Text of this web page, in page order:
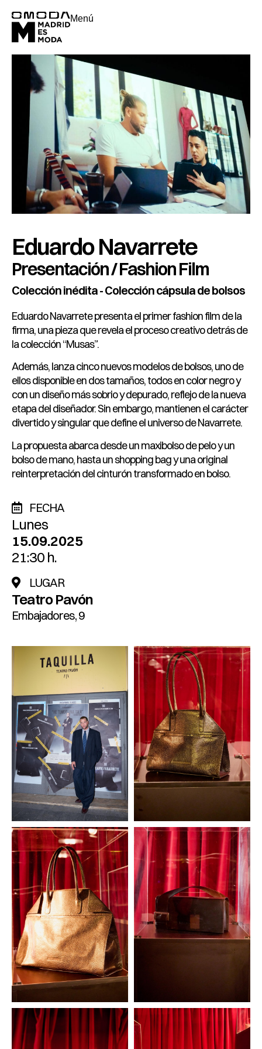
Menú
FECHA
Lunes
15.09.2025
21:30 h.
LUGAR
Teatro Pavón
Embajadores, 9
Eduardo Navarrete
Presentación / Fashion Film
Colección inédita - Colección cápsula de bolsos
Eduardo Navarrete presenta el primer fashion film de la
firma, una pieza que revela el proceso creativo detrás de
la colección “Musas”.
Además, lanza cinco nuevos modelos de bolsos, uno de
ellos disponible en dos tamaños, todos en color negro y
con un diseño más sobrio y depurado, reflejo de la nueva
etapa del diseñador. Sin embargo, mantienen el carácter
divertido y singular que define el universo de Navarrete.
La propuesta abarca desde un maxibolso de pelo y un
bolso de mano, hasta un shopping bag y una original
reinterpretación del cinturón transformado en bolso.